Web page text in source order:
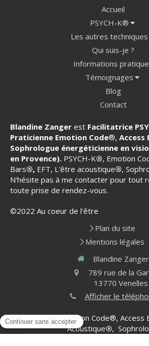
Accueil
PSYCH-K®
Les autres techniques
Qui suis-je ?
Informations
Témoignages
Blog
Contact
Blandine Zanger est Facilitatrice
Praticienne Emotion Code®, Access
Sophrologue énergéticienne en
en Provence). PSYCH-K®, Emotion
Bars®, EFT, L'être acoustique®,
N'hésite pas à me contacter pour tout
toute prise de rendez-vous.
©2022 Au coeur de l'être
Plan du site
Mentions légales
Blandine Zanger
789 rue de la
13770 Venelles
Afficher le
PSYCH-K®, Emotion Code®, Access
Acoustique®,